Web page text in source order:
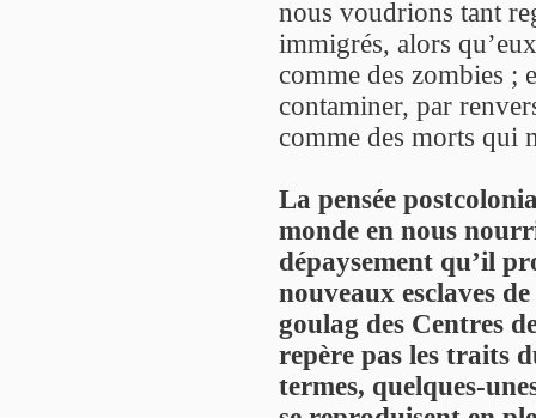
nous voudrions tant
immigrés, alors
comme des zombies ;
contaminer, par
comme des morts qui
La pensée
monde en nous
dépaysement qu’il
nouveaux esclaves
goulag des Centres
repère pas les traits
termes, quelques-